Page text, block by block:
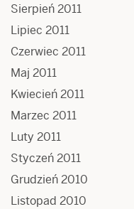
Sierpień 2011
Lipiec 2011
Czerwiec 2011
Maj 2011
Kwiecień 2011
Marzec 2011
Luty 2011
Styczeń 2011
Grudzień 2010
Listopad 2010